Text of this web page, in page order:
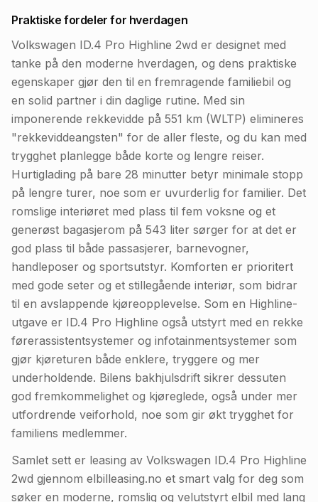
Praktiske fordeler for hverdagen
Volkswagen ID.4 Pro Highline 2wd er designet med
tanke på den moderne hverdagen, og dens praktiske
egenskaper gjør den til en fremragende familiebil og
en solid partner i din daglige rutine. Med sin
imponerende rekkevidde på 551 km (WLTP) elimineres
"rekkeviddeangsten" for de aller fleste, og du kan med
trygghet planlegge både korte og lengre reiser.
Hurtiglading på bare 28 minutter betyr minimale stopp
på lengre turer, noe som er uvurderlig for familier. Det
romslige interiøret med plass til fem voksne og et
generøst bagasjerom på 543 liter sørger for at det er
god plass til både passasjerer, barnevogner,
handleposer og sportsutstyr. Komforten er prioritert
med gode seter og et stillegående interiør, som bidrar
til en avslappende kjøreopplevelse. Som en Highline-
utgave er ID.4 Pro Highline også utstyrt med en rekke
førerassistentsystemer og infotainmentsystemer som
gjør kjøreturen både enklere, tryggere og mer
underholdende. Bilens bakhjulsdrift sikrer dessuten
god fremkommelighet og kjøreglede, også under mer
utfordrende veiforhold, noe som gir økt trygghet for
familiens medlemmer.
Samlet sett er leasing av Volkswagen ID.4 Pro Highline
2wd gjennom elbilleasing.no et smart valg for deg som
søker en moderne, romslig og velutstyrt elbil med lang